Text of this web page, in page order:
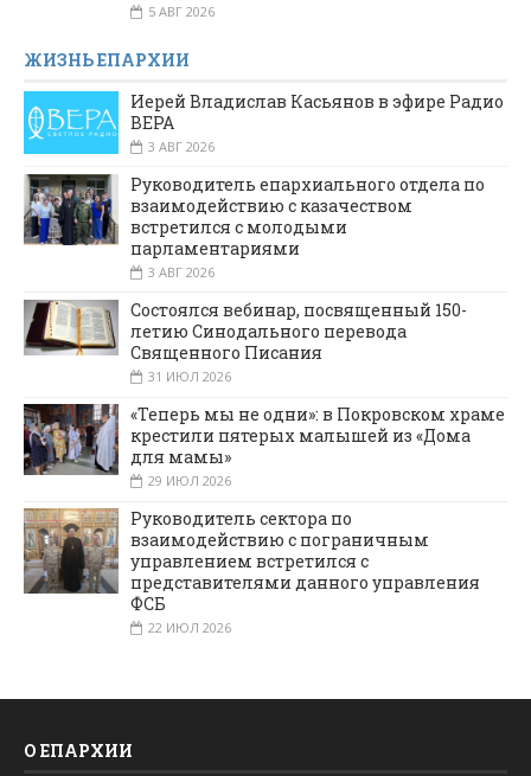
5 АВГ 2026
ЖИЗНЬ ЕПАРХИИ
Иерей Владислав Касьянов в эфире Радио
ВЕРА
3 АВГ 2026
Руководитель епархиального отдела по
взаимодействию с казачеством
встретился с молодыми
парламентариями
3 АВГ 2026
Состоялся вебинар, посвященный 150-
летию Синодального перевода
Священного Писания
31 ИЮЛ 2026
«Теперь мы не одни»: в Покровском храме
крестили пятерых малышей из «Дома
для мамы»
29 ИЮЛ 2026
Руководитель сектора по
взаимодействию с пограничным
управлением встретился с
представителями данного управления
ФСБ
22 ИЮЛ 2026
О ЕПАРХИИ